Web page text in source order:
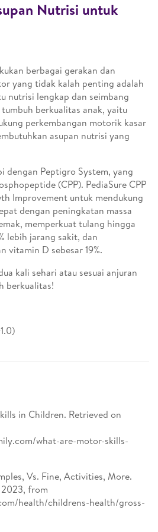
Nutrisi untuk
berbagai gerakan dan
yang tidak kalah penting adalah
nutrisi lengkap dan seimbang
berkualitas anak, yaitu
perkembangan motorik kasar
asupan nutrisi yang
dengan Peptigro System, yang
(CPP). PediaSure CPP
Improvement untuk mendukung
dengan peningkatan massa
memperkuat tulang hingga
lebih jarang sakit, dan
vitamin D sebesar 19%.
kali sehari atau sesuai anjuran
berkualitas!
in Children. Retrieved on
what-are-motor-skills-
Vs. Fine, Activities, More.
2023, from
health/childrens-health/gross-